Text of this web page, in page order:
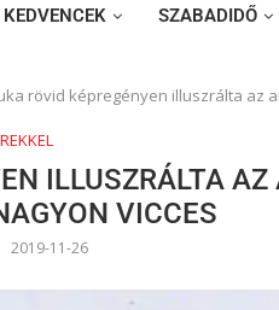
KEDVENCEK SZABADIDŐ
rövid képregényen illuszrálta az
ILLUSZRÁLTA AZ
VICCES
2019-11-26